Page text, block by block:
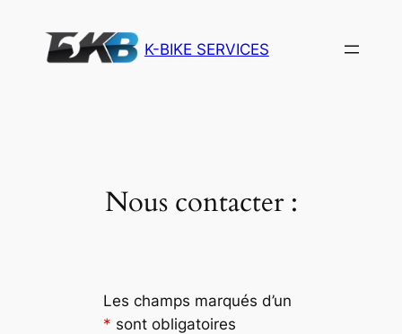
contenu
K-BIKE SERVICES
Nous contacter :
Les champs marqués d’un
* sont obligatoires